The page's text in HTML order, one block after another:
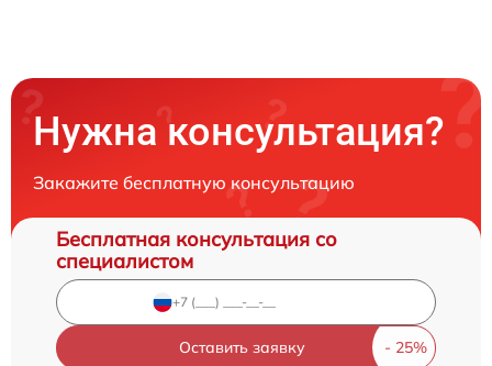
Нужна консультация?
Закажите бесплатную консультацию
Бесплатная консультация со
специалистом
Оставить заявку